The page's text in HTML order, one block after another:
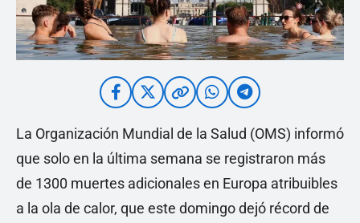
La Organización Mundial de la Salud (OMS) informó
que solo en la última semana se registraron más
de 1300 muertes adicionales en Europa atribuibles
a la ola de calor, que este domingo dejó récord de